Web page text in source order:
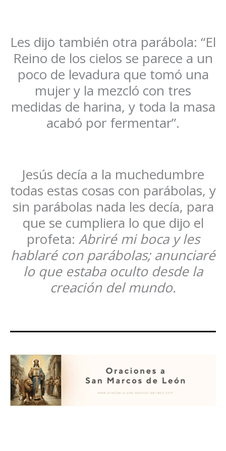
Les dijo también otra parábola: “El
Reino de los cielos se parece a un
poco de levadura que tomó una
mujer y la mezcló con tres
medidas de harina, y toda la masa
acabó por fermentar”.
Jesús decía a la muchedumbre
todas estas cosas con parábolas, y
sin parábolas nada les decía, para
que se cumpliera lo que dijo el
profeta: Abriré mi boca y les
hablaré con parábolas; anunciaré
lo que estaba oculto desde la
creación del mundo.